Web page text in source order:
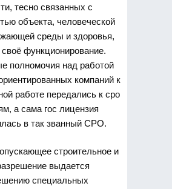
тесно связанных с
объекта, человеческой
среды и здоровья,
своё функционирование.
полномочия над работой
компаний к
работе передались к сро
а сама гос лицензия
в так званный СРО.
строительное и
выдается
специальных